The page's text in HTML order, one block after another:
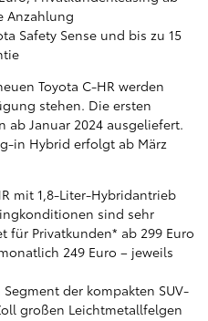
Anzahlung
Safety Sense und bis zu 15
Toyota C-HR werden
stehen. Die ersten
ab Januar 2024 ausgeliefert.
in Hybrid erfolgt ab März
mit 1,8-Liter-Hybridantrieb
sind sehr
für Privatkunden* ab 299 Euro
249 Euro – jeweils
der kompakten SUV-
großen Leichtmetallfelgen